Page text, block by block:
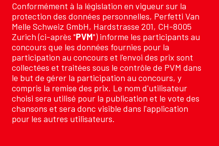
Conformément à la législation en vigueur sur la
protection des données personnelles, Perfetti Van
Melle Schweiz GmbH, Hardstrasse 201, CH-8005
Zurich (ci-après "PVM") informe les participants au
concours que les données fournies pour la
participation au concours et l'envoi des prix sont
collectées et traitées sous le contrôle de PVM dans
le but de gérer la participation au concours, y
compris la remise des prix. Le nom d'utilisateur
choisi sera utilisé pour la publication et le vote des
chansons et sera donc visible dans l'application
pour les autres utilisateurs.